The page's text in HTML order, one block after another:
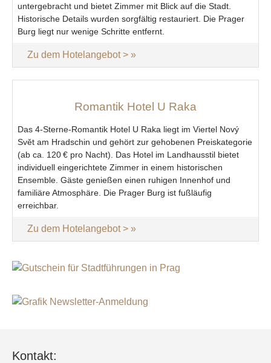
untergebracht und bietet Zimmer mit Blick auf die Stadt.
Historische Details wurden sorgfältig restauriert. Die Prager
Burg liegt nur wenige Schritte entfernt.
Zu dem Hotelangebot >
Romantik Hotel U Raka
Das 4‑Sterne-Romantik Hotel U Raka liegt im Viertel Nový
Svět am Hradschin und gehört zur gehobenen Preiskategorie
(ab ca. 120 € pro Nacht). Das Hotel im Landhausstil bietet
individuell eingerichtete Zimmer in einem historischen
Ensemble. Gäste genießen einen ruhigen Innenhof und
familiäre Atmosphäre. Die Prager Burg ist fußläufig
erreichbar.
Zu dem Hotelangebot >
Kontakt: